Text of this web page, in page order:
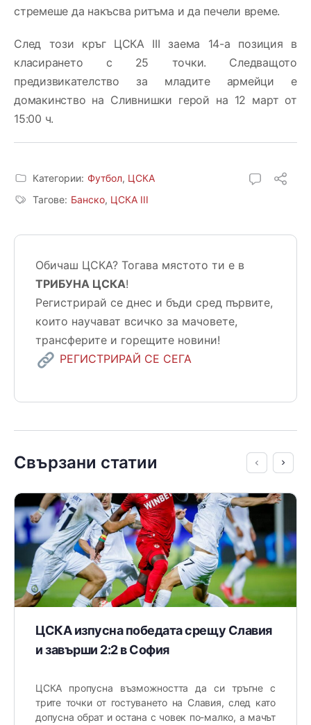
стремеше да накъсва ритъма и да печели време.
След този кръг ЦСКА III заема 14-а позиция в
класирането с 25 точки. Следващото
предизвикателство за младите армейци е
домакинство на Сливнишки герой на 12 март от
15:00 ч.
Категории: Футбол, ЦСКА
Тагове: Банско, ЦСКА III
Обичаш ЦСКА? Тогава мястото ти е в
ТРИБУНА ЦСКА!
Регистрирай се днес и бъди сред първите,
които научават всичко за мачовете,
трансферите и горещите новини!
РЕГИСТРИРАЙ СЕ СЕГА
Свързани статии
ЦСКА изпусна победата срещу Славия
и завърши 2:2 в София
ЦСКА пропусна възможността да си тръгне с
трите точки от гостуването на Славия, след като
допусна обрат и остана с човек по-малко, а мачът